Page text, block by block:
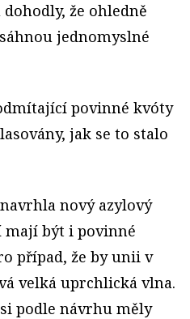
že ohledně
jednomyslné
povinné kvóty
jak se to stalo
nový azylový
mají být i povinné
případ, že by unii v
velká uprchlická vlna.
podle návrhu měly